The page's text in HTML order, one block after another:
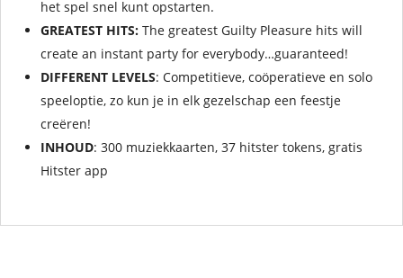
het spel snel kunt opstarten.
GREATEST HITS: The greatest Guilty Pleasure hits will
create an instant party for everybody…guaranteed!
DIFFERENT LEVELS: Competitieve, coöperatieve en solo
speeloptie, zo kun je in elk gezelschap een feestje
creëren!
INHOUD: 300 muziekkaarten, 37 hitster tokens, gratis
Hitster app